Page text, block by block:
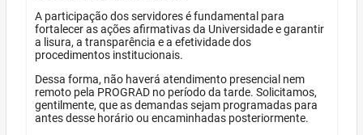
A participação dos servidores é fundamental para
fortalecer as ações afirmativas da Universidade e garantir
a lisura, a transparência e a efetividade dos
procedimentos institucionais.
Dessa forma, não haverá atendimento presencial nem
remoto pela PROGRAD no período da tarde. Solicitamos,
gentilmente, que as demandas sejam programadas para
antes desse horário ou encaminhadas posteriormente.